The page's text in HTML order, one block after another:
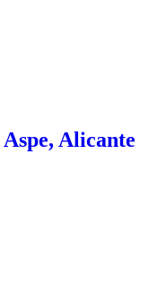
Aspe, Alicante